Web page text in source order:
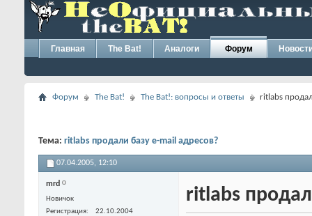
Главная The Bat! Аналоги Форум
Форум The Bat! The Bat!: вопросы и ответы ritlabs
Тема: ritlabs продали базу e-mail адресов?
07.04.2005, 12:10
mrd
Новичок
Регистрация
22.10.2004
ritlabs